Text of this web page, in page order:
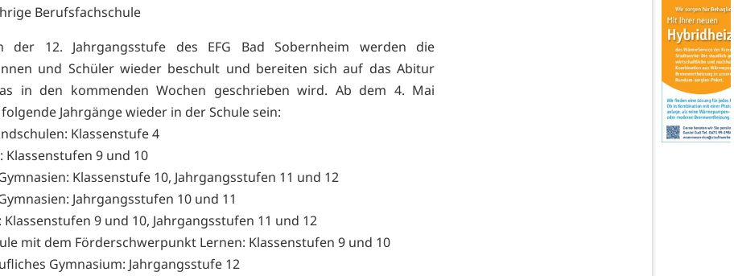
Berufsfachschule
der 12. Jahrgangsstufe des EFG Bad Sobernheim werden die
und Schüler wieder beschult und bereiten sich auf das Abitur
in den kommenden Wochen geschrieben wird. Ab dem 4. Mai
Jahrgänge wieder in der Schule sein:
Klassenstufe 4
Klassenstufen 9 und 10
Klassenstufe 10, Jahrgangsstufen 11 und 12
Jahrgangsstufen 10 und 11
Klassenstufen 9 und 10, Jahrgangsstufen 11 und 12
mit dem Förderschwerpunkt Lernen: Klassenstufen 9 und 10
Gymnasium: Jahrgangsstufe 12